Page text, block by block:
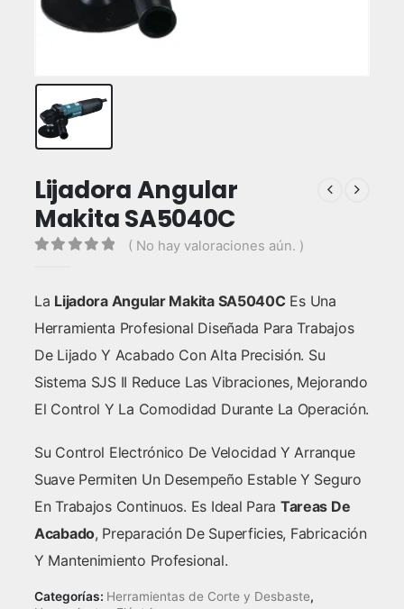
Lijadora Angular
Makita SA5040C
( No hay valoraciones aún. )
La Lijadora Angular Makita SA5040C Es Una
Herramienta Profesional Diseñada Para Trabajos
De Lijado Y Acabado Con Alta Precisión. Su
Sistema SJS II Reduce Las Vibraciones, Mejorando
El Control Y La Comodidad Durante La Operación.
Su Control Electrónico De Velocidad Y Arranque
Suave Permiten Un Desempeño Estable Y Seguro
En Trabajos Continuos. Es Ideal Para Tareas De
Acabado, Preparación De Superficies, Fabricación
Y Mantenimiento Profesional.
Categorías: Herramientas de Corte y Desbaste,